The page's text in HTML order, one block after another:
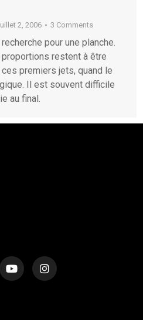
2, 2006 3 Comments
pour une planche.
restent à être
premiers jets, quand le
Il est souvent difficile
au final.